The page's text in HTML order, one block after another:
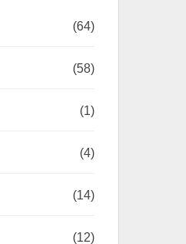
(64)
(58)
(1)
(4)
(14)
(12)